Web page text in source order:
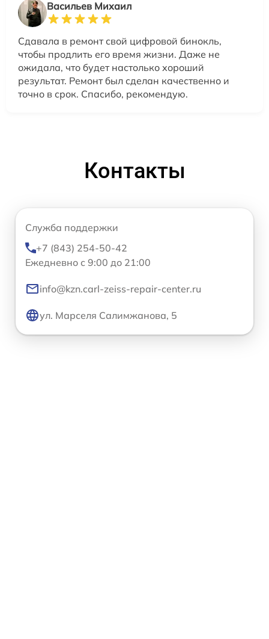
Васильев Михаил
Сдавала в ремонт свой цифровой бинокль,
чтобы продлить его время жизни. Даже не
ожидала, что будет настолько хороший
результат. Ремонт был сделан качественно и
точно в срок. Спасибо, рекомендую.
Контакты
Служба поддержки
+7 (843) 254-50-42
Ежедневно с 9:00 до 21:00
info@kzn.carl-zeiss-repair-center.ru
ул. Марселя Салимжанова, 5